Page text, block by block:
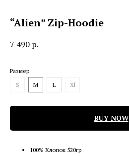
“Alien” Zip-Hoodie
7 490 р.
Размер
S
M L Xl
BUY NOW
100% Хлопок 520гр